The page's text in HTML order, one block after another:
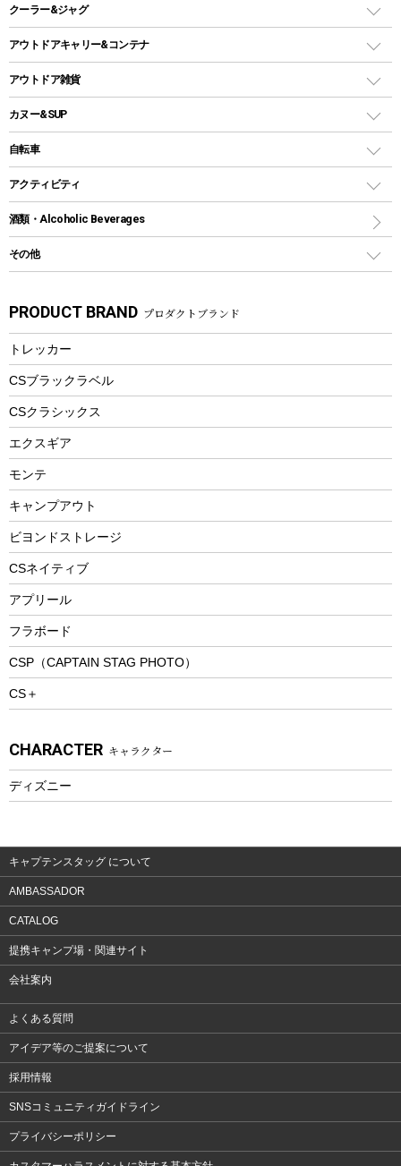
自立式タープ
パラソル
テントアクセサリー
ペグ
ポール
グランドシート
ツール
ヘッドライト
キャンドル
ガストーチ、ライター
卓上タイプグリル
パーティータイプグリル
ソロキャンプ用グリル
鉄板、アミ
焚き火台&ストーブ
火起こし
バーベキューツール
ホットサンドメーカー
クッカーセット
シェラカップ
クッキングツール
ナイフ
カトラリー
マグカップ、カップ
ステンレスボトル
フードボトル
トレー
ランチョンマット
ランチボックス
ステンレスボトル
コップ付きタイプ
ワンタッチタイプ
プラスチックボトル
ディズニーボトル
クーラー&ジャグ
クーラーボックス
クーラーバッグ
ウォータージャグ
保冷剤
アウトドアキャリー&コンテナ
アウトドアキャリー
アウトドア雑貨
バックパック&バッグ
リュック、バックパック
トートバッグ、サコッシュ
ショッピングキャリー
その他アウトドア雑貨
スプレー関係
ツール、他
カヌー&SUP
インフレータブル
カヤック
パドル
ヘルメット
エアーポンプ
アクセサリー
自転車
折りたたみ自転車
スポーツサイクル
シティサイクル
自転車ウェア
アクティビティ
マリン
ラッシュガード
パラソル
フローティングベスト
エアーポンプ
ビーチテント
ウィンター
スノーシュー
防寒ウェア
トレッキング
トレッキングステッキ
トレッキングアクセサリー
プレイグッズ
ウェルネス
ウェア、タオル
ウェア
酒類・Alcoholic Beverages
その他
湯たんぽ
防災用品
PRODUCT BRAND プロダクトブランド
トレッカー
CSブラックラベル
CSクラシックス
エクスギア
モンテ
キャンプアウト
ビヨンドストレージ
CSネイティブ
アプリール
フラボード
CSP（CAPTAIN STAG PHOTO）
CS＋
CHARACTER キャラクター
ディズニー
キャプテンスタッグ について
AMBASSADOR
CATALOG
提携キャンプ場・関連サイト
会社案内
よくある質問
アイデア等のご提案について
採用情報
SNSコミュニティガイドライン
プライバシーポリシー